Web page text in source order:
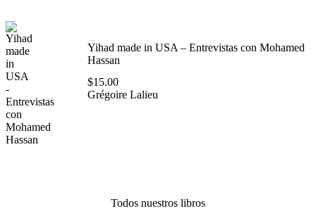
Yihad made in USA – Entrevistas con Mohamed
Hassan
$15.00
Grégoire Lalieu
Todos nuestros libros